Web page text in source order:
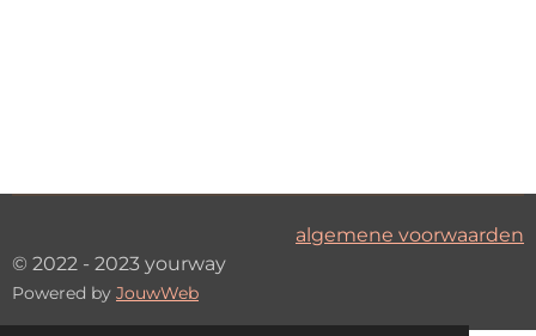
algemene voorwaarden
© 2022 - 2023 yourway
Powered by JouwWeb